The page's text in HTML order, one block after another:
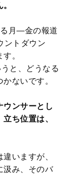
月―金の報道
ントダウン
。
と、どうなる
ないです。
ンサーとし
ち位置は、
いますが、
汲み、そのバ